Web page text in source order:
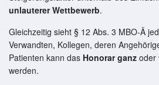
unlauterer Wettbewerb.
Gleichzeitig sieht § 12 Abs. 3 MBO-Ä
Verwandten, Kollegen, deren
Patienten kann das Honorar ganz oder
werden.